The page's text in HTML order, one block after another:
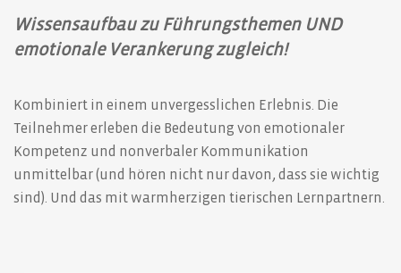
Wissensaufbau zu Führungsthemen UND
emotionale Verankerung zugleich!
Kombiniert in einem unvergesslichen Erlebnis. Die
Teilnehmer erleben die Bedeutung von emotionaler
Kompetenz und nonverbaler Kommunikation
unmittelbar (und hören nicht nur davon, dass sie wichtig
sind). Und das mit warmherzigen tierischen Lernpartnern.